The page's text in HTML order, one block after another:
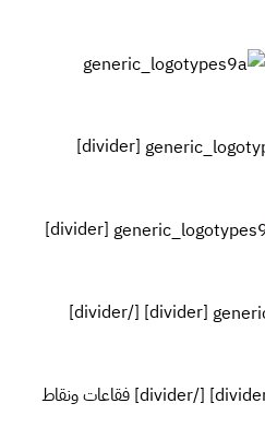
[divider]
[divider]
[divider] [/divider]
[divider] [/divider] فقاعات ونقاط